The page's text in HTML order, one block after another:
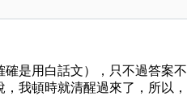
是用白話文），只不過答
我頓時就清醒過來了，所以